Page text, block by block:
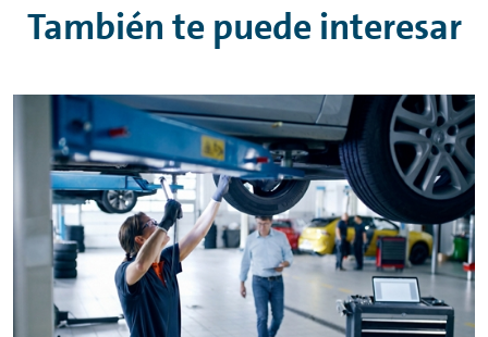
También te puede interesar